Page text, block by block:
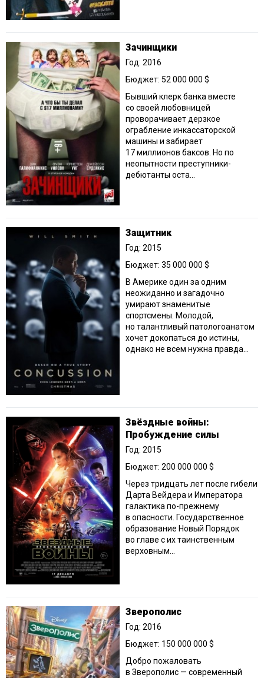
Зачинщики
Год: 2016
Бюджет: 52 000 000 $
Бывший клерк банка вместе
со своей любовницей
проворачивает дерзкое
ограбление инкассаторской
машины и забирает
17 миллионов баксов. Но по
неопытности преступники-
дебютанты оста...
Защитник
Год: 2015
Бюджет: 35 000 000 $
В Америке один за одним
неожиданно и загадочно
умирают знаменитые
спортсмены. Молодой,
но талантливый патологоанатом
хочет докопаться до истины,
однако не всем нужна правда...
Звёздные войны:
Пробуждение силы
Год: 2015
Бюджет: 200 000 000 $
Через тридцать лет после гибели
Дарта Вейдера и Императора
галактика по-прежнему
в опасности. Государственное
образование Новый Порядок
во главе с их таинственным
верховным...
Зверополис
Год: 2016
Бюджет: 150 000 000 $
Добро пожаловать
в Зверополис — современный